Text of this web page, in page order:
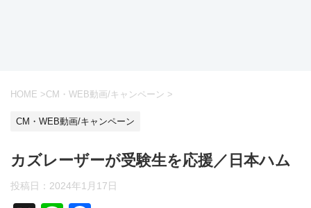
HOME >CM・WEB動画/キャンペーン >
CM・WEB動画/キャンペーン
カズレーザーが受験生を応援／日本ハム
投稿日： 2024年1月17日